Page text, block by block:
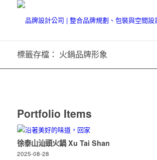
標籤存檔： 火鍋品牌形象
Portfolio Items
徐泰山汕頭火鍋 Xu Tai Shan
2025-08-28